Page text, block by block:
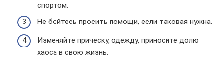
спортом.
Не бойтесь просить помощи, если таковая нужна.
Изменяйте прическу, одежду, приносите долю
хаоса в свою жизнь.